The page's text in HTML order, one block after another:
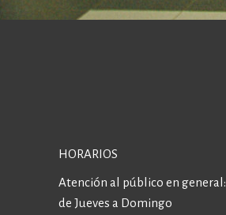
HORARIOS
Atención al público en general:
de Jueves a Domingo